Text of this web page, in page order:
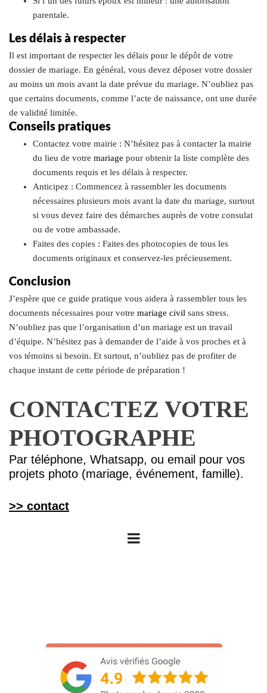
parentale.
Les délais à respecter
Il est important de respecter les délais pour le dépôt de votre
dossier de mariage. En général, vous devez déposer votre dossier
au moins un mois avant la date prévue du mariage. N’oubliez pas
que certains documents, comme l’acte de naissance, ont une durée
de validité limitée.
Conseils pratiques
Contactez votre mairie : N’hésitez pas à contacter la mairie
du lieu de votre mariage pour obtenir la liste complète des
documents requis et les délais à respecter.
Anticipez : Commencez à rassembler les documents
nécessaires plusieurs mois avant la date du mariage, surtout
si vous devez faire des démarches auprès de votre consulat
ou de votre ambassade.
Faites des copies : Faites des photocopies de tous les
documents originaux et conservez-les précieusement.
Conclusion
J’espère que ce guide pratique vous aidera à rassembler tous les
documents nécessaires pour votre mariage civil sans stress.
N’oubliez pas que l’organisation d’un mariage est un travail
d’équipe. N’hésitez pas à demander de l’aide à vos proches et à
vos témoins si besoin. Et surtout, n’oubliez pas de profiter de
chaque instant de cette période de préparation !
CONTACTEZ VOTRE
PHOTOGRAPHE
Par téléphone, Whatsapp, ou email pour vos
projets photo (mariage, événement, famille).
>> contact